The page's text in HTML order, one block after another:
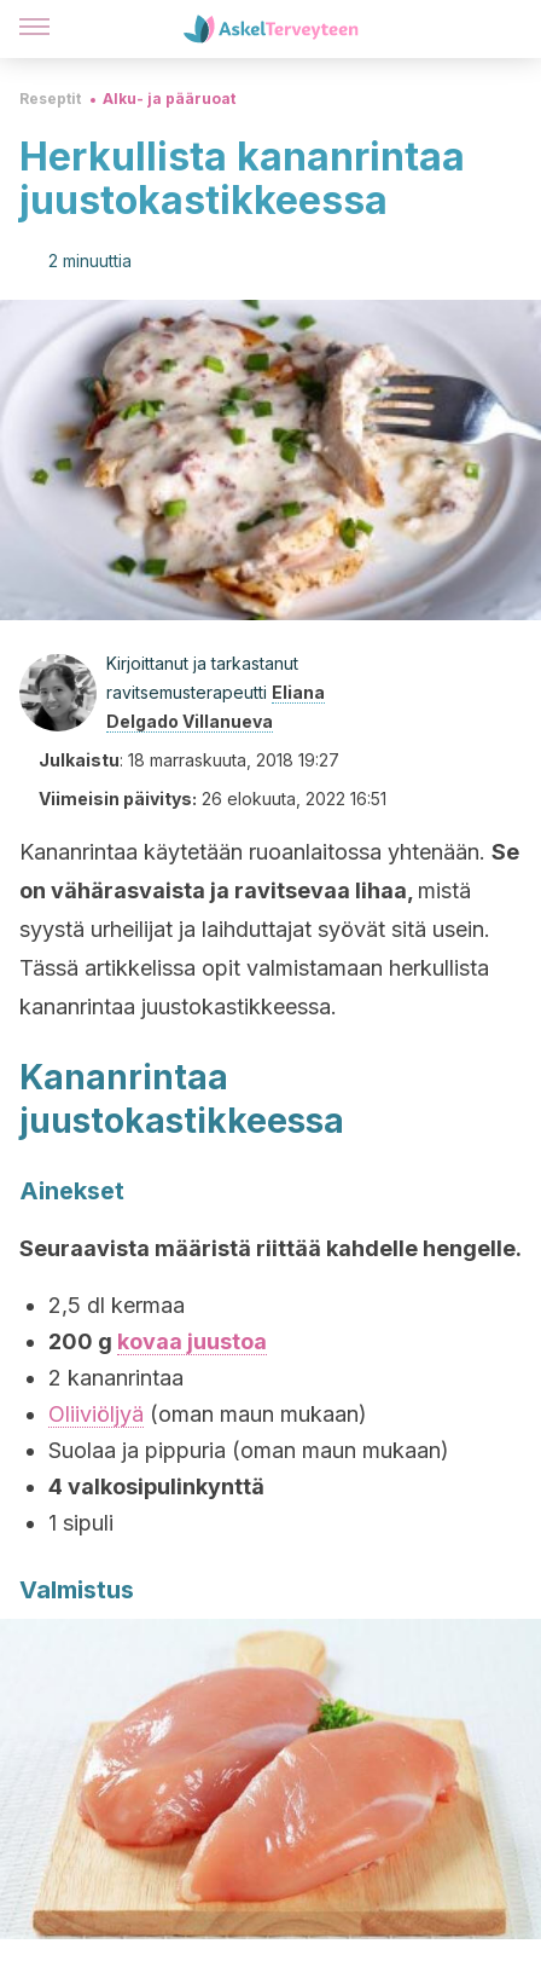
Reseptit Alku- ja pääruoat
Herkullista kananrintaa
juustokastikkeessa
2 minuuttia
Kirjoittanut ja tarkastanut
ravitsemusterapeutti Eliana
Delgado Villanueva
Julkaistu: 18 marraskuuta, 2018 19:27
Viimeisin päivitys: 26 elokuuta, 2022 16:51
Kananrintaa käytetään ruoanlaitossa yhtenään. Se
on vähärasvaista ja ravitsevaa lihaa, mistä
syystä urheilijat ja laihduttajat syövät sitä usein.
Tässä artikkelissa opit valmistamaan herkullista
kananrintaa juustokastikkeessa.
Kananrintaa
juustokastikkeessa
Ainekset
Seuraavista määristä riittää kahdelle hengelle.
2,5 dl kermaa
200 g kovaa juustoa
2 kananrintaa
Oliiviöljyä (oman maun mukaan)
Suolaa ja pippuria (oman maun mukaan)
4 valkosipulinkynttä
1 sipuli
Valmistus